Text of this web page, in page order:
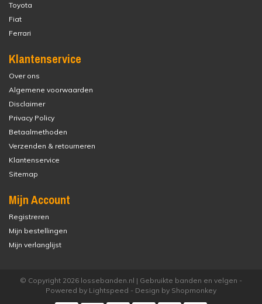
Toyota
Fiat
Ferrari
Klantenservice
Over ons
Algemene voorwaarden
Disclaimer
Privacy Policy
Betaalmethoden
Verzenden & retourneren
Klantenservice
Sitemap
Mijn Account
Registreren
Mijn bestellingen
Mijn verlanglijst
© Copyright 2026 lossebanden.nl | Gebruikte banden en velgen -
Powered by Lightspeed - Design by Shopmonkey